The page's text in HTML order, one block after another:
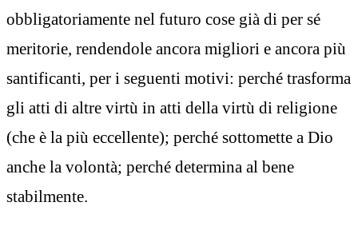
obbligatoriamente nel futuro cose già di per sé
meritorie, rendendole ancora migliori e ancora più
santificanti, per i seguenti motivi: perché trasforma
gli atti di altre virtù in atti della virtù di religione
(che è la più eccellente); perché sottomette a Dio
anche la volontà; perché determina al bene
stabilmente.